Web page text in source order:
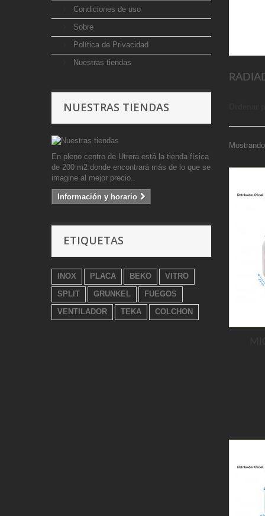
Condiciones de uso
Sobre
Política de Privacidad
Nuestras tiendas
NUESTRAS TIENDAS
En pleno centro de Utrera está la tienda física
de 200 m2 donde encontrará más de lo que se
imagine al mejor precio..
Información y horario
ETIQUETAS
INOX PLACA BEKO
VITRO
SPLIT
GRUNKEL
FUEGOS
VENTILADOR
TEKA COLCHON